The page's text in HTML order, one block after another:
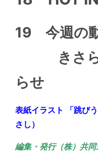
19 今週の
きさら
らせ
表紙イラスト 「跳び
さし）
編集・発行（株）共